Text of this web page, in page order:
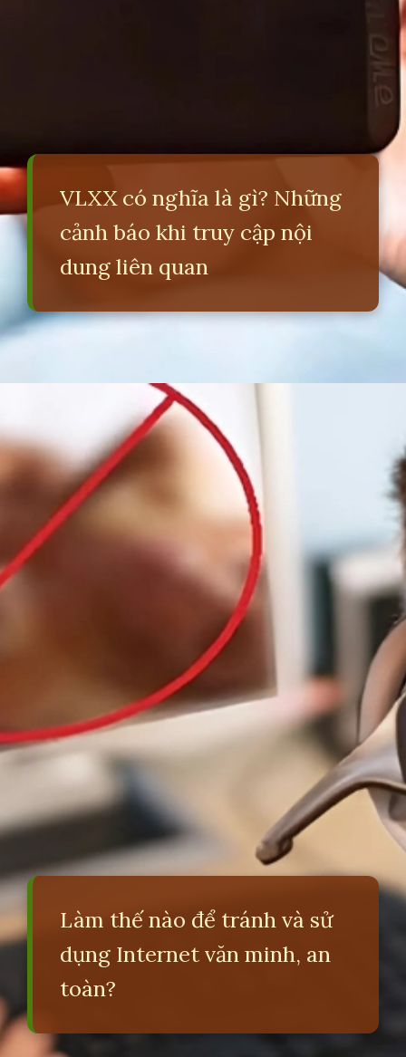
VLXX có nghĩa là gì? Những
cảnh báo khi truy cập nội
dung liên quan
https://erci.edu.vn/vlxx-la-gi
Làm thế nào để tránh và sử
dụng Internet văn minh, an
toàn?